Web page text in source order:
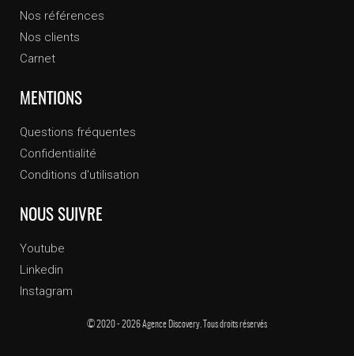
Nos références
Nos clients
Carnet
MENTIONS
Questions fréquentes
Confidentialité
Conditions d'utilisation
NOUS SUIVRE
Youtube
Linkedin
Instagram
© 2020 - 2026 Agence Discovery. Tous droits réservés